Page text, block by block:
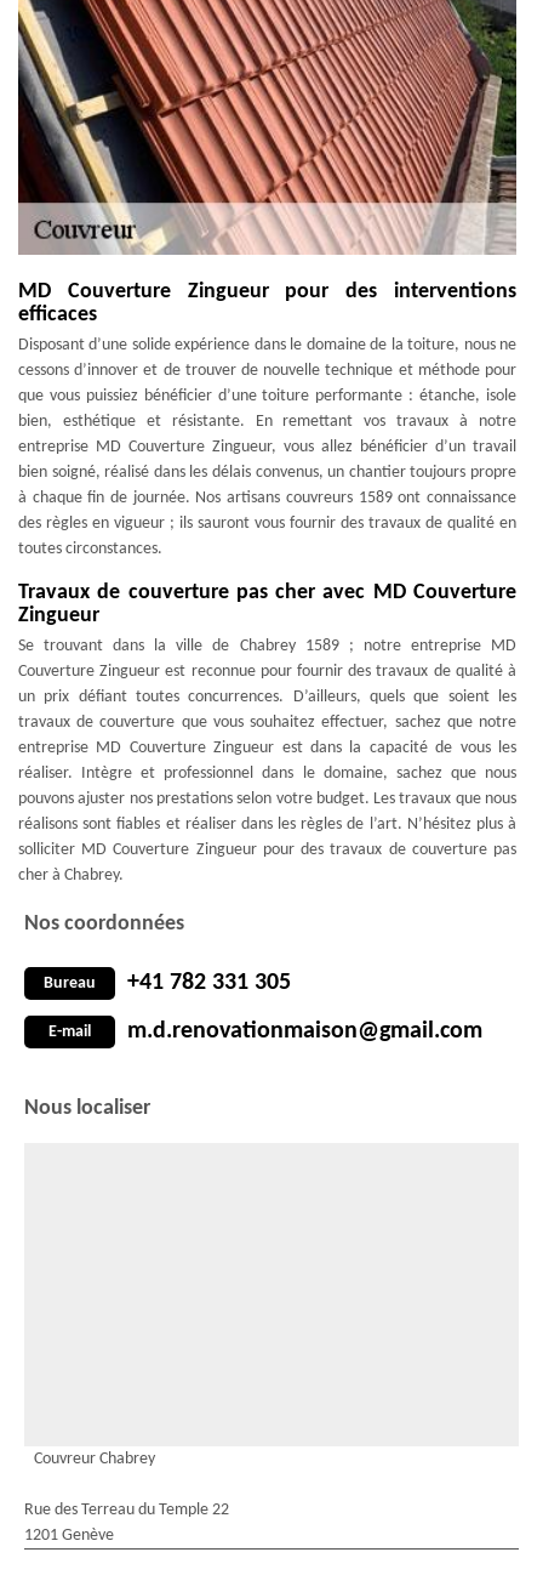
MD Couverture Zingueur pour des interventions
efficaces
Disposant d’une solide expérience dans le domaine de la toiture, nous ne
cessons d’innover et de trouver de nouvelle technique et méthode pour
que vous puissiez bénéficier d’une toiture performante : étanche, isole
bien, esthétique et résistante. En remettant vos travaux à notre
entreprise MD Couverture Zingueur, vous allez bénéficier d’un travail
bien soigné, réalisé dans les délais convenus, un chantier toujours propre
à chaque fin de journée. Nos artisans couvreurs 1589 ont connaissance
des règles en vigueur ; ils sauront vous fournir des travaux de qualité en
toutes circonstances.
Travaux de couverture pas cher avec MD Couverture
Zingueur
Se trouvant dans la ville de Chabrey 1589 ; notre entreprise MD
Couverture Zingueur est reconnue pour fournir des travaux de qualité à
un prix défiant toutes concurrences. D’ailleurs, quels que soient les
travaux de couverture que vous souhaitez effectuer, sachez que notre
entreprise MD Couverture Zingueur est dans la capacité de vous les
réaliser. Intègre et professionnel dans le domaine, sachez que nous
pouvons ajuster nos prestations selon votre budget. Les travaux que nous
réalisons sont fiables et réaliser dans les règles de l’art. N’hésitez plus à
solliciter MD Couverture Zingueur pour des travaux de couverture pas
cher à Chabrey.
Nos coordonnées
Bureau +41 782 331 305
E-mail m.d.renovationmaison@gmail.com
Nous localiser
Couvreur Chabrey
Rue des Terreau du Temple 22
1201 Genève